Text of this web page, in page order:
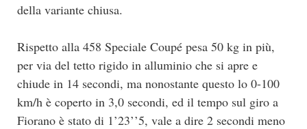
della variante chiusa.
Rispetto alla 458 Speciale Coupé pesa 50 kg in più,
per via del tetto rigido in alluminio che si apre e
chiude in 14 secondi, ma nonostante questo lo 0-100
km/h è coperto in 3,0 secondi, ed il tempo sul giro a
Fiorano è stato di 1’23’’5, vale a dire 2 secondi meno